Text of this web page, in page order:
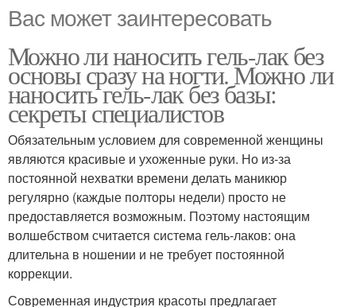
Вас может заинтересовать
Можно ли наносить гель-лак без
основы сразу на ногти. Можно ли
наносить гель-лак без базы:
секреты специалистов
Обязательным условием для современной женщины
являются красивые и ухоженные руки. Но из-за
постоянной нехватки времени делать маникюр
регулярно (каждые полторы недели) просто не
предоставляется возможным. Поэтому настоящим
волшебством считается система гель-лаков: она
длительна в ношении и не требует постоянной
коррекции.
Современная индустрия красоты предлагает